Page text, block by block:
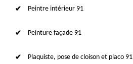
Peintre intérieur 91
Peinture façade 91
Plaquiste, pose de cloison et placo 91